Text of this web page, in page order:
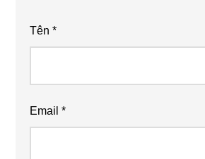
Tên*
Email*